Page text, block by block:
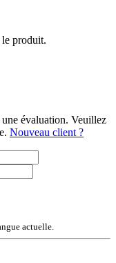
le produit.
évaluation. Veuillez
Nouveau client ?
actuelle.